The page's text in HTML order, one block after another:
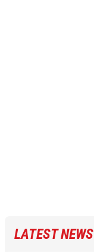
LATEST NEWS